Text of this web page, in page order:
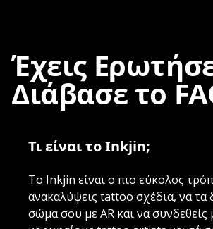
Έχεις
Διάβασε το
Τι είναι το Inkjin;
Το Inkjin είναι ο πιο εύκολος
ανακαλύψεις tattoo σχέδια, να τα
σώμα σου με AR και να συνδεθείς